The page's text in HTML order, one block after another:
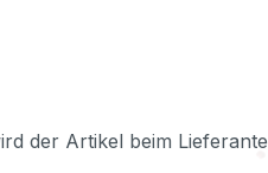
der Artikel beim